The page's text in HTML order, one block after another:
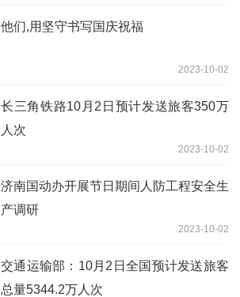
他们,用坚守书写国庆祝福
2023-10-02
长三角铁路10月2日预计发送旅客350万
人次
2023-10-02
济南国动办开展节日期间人防工程安全生
产调研
2023-10-02
交通运输部：10月2日全国预计发送旅客
总量5344.2万人次